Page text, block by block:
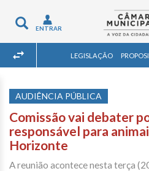
Toggle
navigation
ENTRAR
LEGISLAÇÃO
AUDIÊNCIA PÚBLICA
Comissão vai debater
responsável para
Horizonte
A reunião acontece nesta terça